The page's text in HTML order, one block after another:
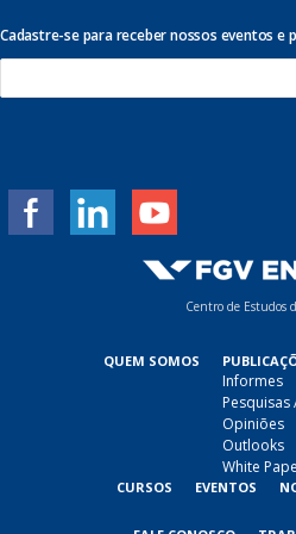
Cadastre-se para receber nossos eventos e
m
Centro de Estudos
QUEM SOMOS
Informes
Pesquisas
Opiniões
Outlooks
White
CURSOS EVENTOS